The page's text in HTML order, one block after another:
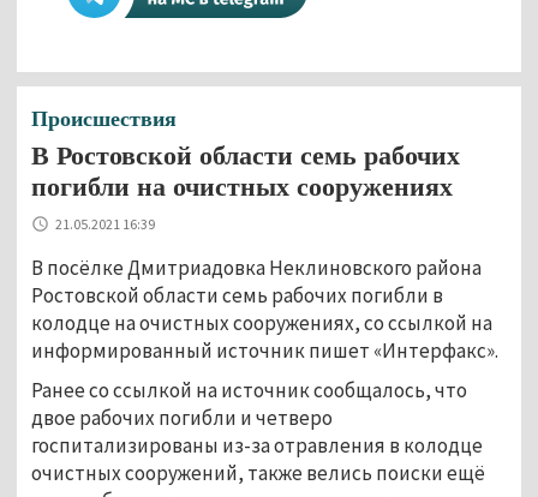
Происшествия
В Ростовской области семь рабочих
погибли на очистных сооружениях
21.05.2021 16:39
В посёлке Дмитриадовка Неклиновского района
Ростовской области семь рабочих погибли в
колодце на очистных сооружениях, со ссылкой на
информированный источник пишет «Интерфакс».
Ранее со ссылкой на источник сообщалось, что
двое рабочих погибли и четверо
госпитализированы из-за отравления в колодце
очистных сооружений, также велись поиски ещё